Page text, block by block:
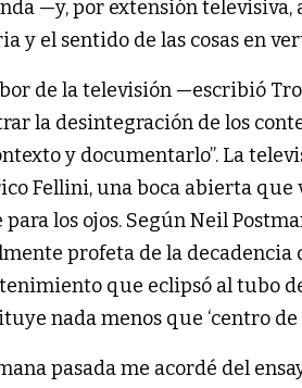
—y, por extensión
y el sentido de las cosas en
de la televisión —escribió
la desintegración de los
y documentarlo”. La
Fellini, una boca abierta
para los ojos. Según Neil
profeta de la decadencia
que eclipsó al tubo
nada menos que ‘centro
pasada me acordé del